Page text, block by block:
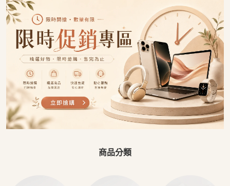
商品分類